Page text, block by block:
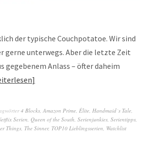
der typische Couchpotatoe. Wir sind
gerne unterwegs. Aber die letzte Zeit
gegebenem Anlass – öfter daheim
4 Blocks Amazon Prime Èlite Handmaid´s Tale
Serien Queen of the South Serienjunkies Serientipps
Things The Sinner, TOP10 Lieblingsserien Watchlist